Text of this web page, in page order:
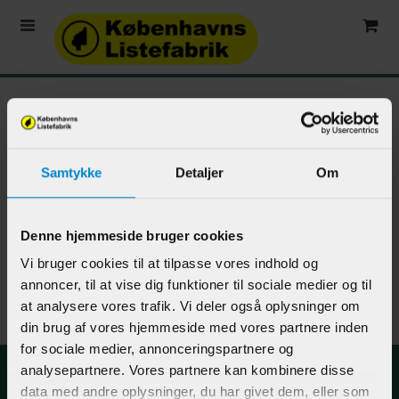
Samtykke Detaljer Om
Denne hjemmeside bruger cookies
Vi bruger cookies til at tilpasse vores indhold og
annoncer, til at vise dig funktioner til sociale medier og til
at analysere vores trafik. Vi deler også oplysninger om
din brug af vores hjemmeside med vores partnere inden
for sociale medier, annonceringspartnere og
analysepartnere. Vores partnere kan kombinere disse
data med andre oplysninger, du har givet dem, eller som
Min konto Bestillinger
Kontakt os